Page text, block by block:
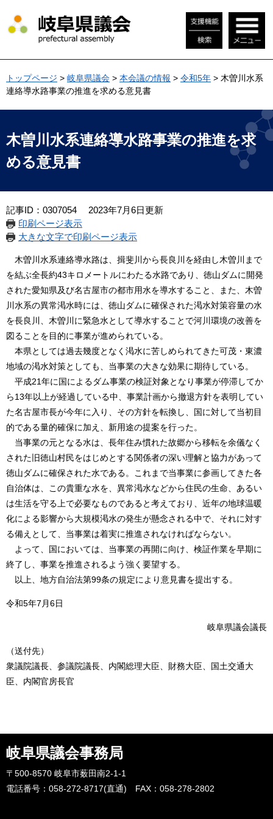
ジ
先
で
す
。
ュ
を
ば
し
て
文
へ
トップページ > 岐阜県議会 > 本会議の情報 > 令和5年 > 木曽川水系
連絡導水路事業の推進を求める意見書
木曽川水系連絡導水路事業の推進を求
める意見書
記事ID：0307054
2023年7月6日更新
印刷ページ表示
大きな文字で印刷ページ表示
木曽川水系連絡導水路は、揖斐川から長良川を経由し木曽川まで
を結ぶ全長約43キロメートルにわたる水路であり、徳山ダムに開発
された愛知県及び名古屋市の都市用水を導水すること、また、木曽
川水系の異常渇水時には、徳山ダムに確保された渇水対策容量の水
を長良川、木曽川に緊急水として導水することで河川環境の改善を
図ることを目的に事業が進められている。
本県としては過去幾度となく渇水に苦しめられてきた可茂・東濃
地域の渇水対策としても、当事業の大きな効果に期待している。
平成21年に国によるダム事業の検証対象となり事業が停滞してか
ら13年以上が経過している中、事業計画から撤退方針を表明してい
た名古屋市長が今年に入り、その方針を転換し、国に対して当初目
的である量的確保に加え、新用途の提案を行った。
当事業の元となる水は、長年住み慣れた故郷から移転を余儀なく
された旧徳山村民をはじめとする関係者の深い理解と協力があって
徳山ダムに確保された水である。これまで当事業に参画してきた各
自治体は、この貴重な水を、異常渇水などから住民の生命、あるい
は生活を守る上で必要なものであると考えており、近年の地球温暖
化による影響から大規模渇水の発生が懸念される中で、それに対す
る備えとして、当事業は着実に推進されなければならない。
よって、国においては、当事業の再開に向け、検証作業を早期に
終了し、事業を推進されるよう強く要望する。
以上、地方自治法第99条の規定により意見書を提出する。
令和5年7月6日
岐阜県議会議長
（送付先）
衆議院議長、参議院議長、内閣総理大臣、財務大臣、国土交通大
臣、内閣官房長官
岐阜県議会事務局
〒500-8570 岐阜市薮田南2-1-1
電話番号：058-272-8717(直通) FAX：058-278-2802